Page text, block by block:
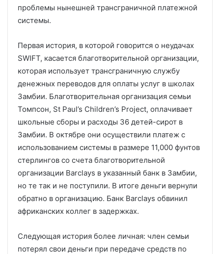
проблемы нынешней трансграничной платежной
системы.
Первая история, в которой говорится о неудачах
SWIFT, касается благотворительной организации,
которая использует трансграничную службу
денежных переводов для оплаты услуг в школах
Замбии. Благотворительная организация семьи
Томпсон, St Paul’s Children’s Project, оплачивает
школьные сборы и расходы 36 детей-сирот в
Замбии. В октябре они осуществили платеж с
использованием системы в размере 11,000 фунтов
стерлингов со счета благотворительной
организации Barclays в указанный банк в Замбии,
но те так и не поступили. В итоге деньги вернули
обратно в организацию. Банк Barclays обвинил
африканских коллег в задержках.
Следующая история более личная: член семьи
потерял свои деньги при передаче средств по